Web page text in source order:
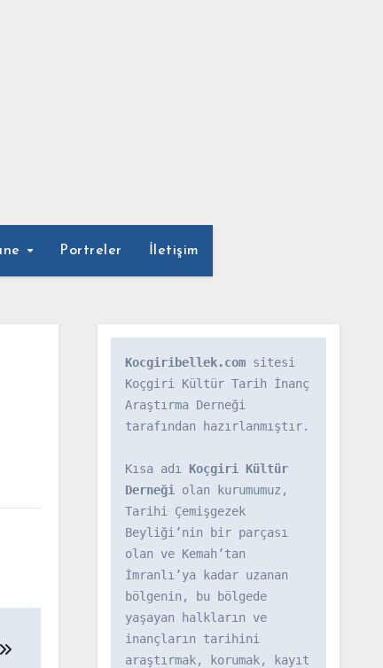
Portreler İletişim
Kocgiribellek.com sitesi
Koçgiri Kültür Tarih İnanç
Araştırma Derneği
tarafından hazırlanmıştır.
Kısa adı Koçgiri Kültür
Derneği olan kurumumuz,
Tarihi Çemişgezek
Beyliği’nin bir parçası
olan ve Kemah’tan
İmranlı’ya kadar uzanan
bölgenin, bu bölgede
yaşayan halkların ve
inançların tarihini
araştırmak, korumak, kayıt